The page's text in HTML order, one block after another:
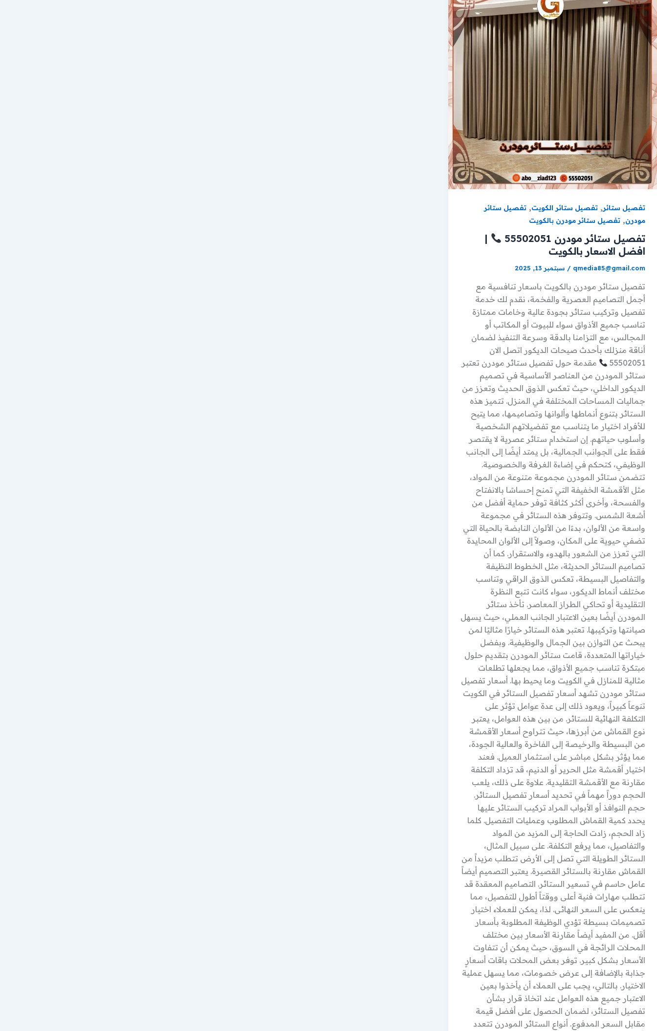
تفصيل ستائر, تفصيل ستائر الكويت, تفصيل ستائر
مودرن, تفصيل ستائر مودرن بالكويت
تفصيل ستائر مودرن 55502051
|
افضل الاسعار بالكويت
qmedia85@gmail.com
/ سبتمبر 13, 2025
تفصيل ستائر مودرن بالكويت باسعار تنافسية مع
أجمل التصاميم العصرية والفخمة، نقدم لك خدمة
تفصيل وتركيب ستائر بجودة عالية وخامات ممتازة
تناسب جميع الأذواق سواء للبيوت أو المكاتب أو
المجالس، مع التزامنا بالدقة وسرعة التنفيذ لضمان
أناقة منزلك بأحدث صيحات الديكور اتصل الان
55502051
مقدمة حول تفصيل ستائر مودرن تعتبر
ستائر المودرن من العناصر الأساسية في تصميم
الديكور الداخلي، حيث تعكس الذوق الحديث وتعزز من
جماليات المساحات المختلفة في المنزل. تتميز هذه
الستائر بتنوع أنماطها وألوانها وتصاميمها، مما يتيح
للأفراد اختيار ما يتناسب مع تفضيلاتهم الشخصية
وأسلوب حياتهم. إن استخدام ستائر عصرية لا يقتصر
فقط على الجوانب الجمالية، بل يمتد أيضًا إلى الجانب
الوظيفي، كتحكم في إضاءة الغرفة والخصوصية.
تتضمن ستائر المودرن مجموعة متنوعة من المواد،
مثل الأقمشة الخفيفة التي تمنح إحساسًا بالانفتاح
والفسحة، وأخرى أكثر كثافة توفر حماية أفضل من
أشعة الشمس. وتتوفر هذه الستائر في مجموعة
واسعة من الألوان، بدءًا من الألوان النابضة بالحياة التي
تضفي حيوية على المكان، وصولاً إلى الألوان المحايدة
التي تعزز من الشعور بالهدوء والاستقرار. كما أن
تصاميم الستائر الحديثة، مثل الخطوط النظيفة
والتفاصيل البسيطة، تعكس الذوق الراقي وتناسب
مختلف أنماط الديكور، سواء كانت تتبع النظرة
التقليدية أو تحاكي الطراز المعاصر. تأخذ ستائر
المودرن أيضًا بعين الاعتبار الجانب العملي، حيث يسهل
صيانتها وتركيبها. تعتبر هذه الستائر خيارًا مثاليًا لمن
يبحث عن التوازن بين الجمال والوظيفية. وبفضل
خياراتها المتعددة، قامت ستائر المودرن بتقديم حلول
مبتكرة تناسب جميع الأذواق، مما يجعلها تطلعات
مثالية للمنازل في الكويت وما يحيط بها. أسعار تفصيل
ستائر مودرن تشهد أسعار تفصيل الستائر في الكويت
تنوعاً كبيراً، ويعود ذلك إلى عدة عوامل تؤثر على
التكلفة النهائية للستائر. من بين هذه العوامل، يعتبر
نوع القماش من أبرزها، حيث تتراوح أسعار الأقمشة
من البسيطة والرخيصة إلى الفاخرة والعالية الجودة،
مما يؤثر بشكل مباشر على استثمار العميل. فعند
اختيار أقمشة مثل الحرير أو الدنيم، قد تزداد التكلفة
مقارنة مع الأقمشة التقليدية. علاوة على ذلك، يلعب
الحجم دوراً مهماً في تحديد أسعار تفصيل الستائر.
حجم النوافذ أو الأبواب المراد تركيب الستائر عليها
يحدد كمية القماش المطلوب وعمليات التفصيل. كلما
زاد الحجم، زادت الحاجة إلى المزيد من المواد
والتفاصيل، مما يرفع التكلفة. على سبيل المثال،
الستائر الطويلة التي تصل إلى الأرض تتطلب مزيداً من
القماش مقارنة بالستائر القصيرة. يعتبر التصميم أيضاً
عامل حاسم في تسعير الستائر. التصاميم المعقدة قد
تتطلب مهارات فنية أعلى ووقتاً أطول للتفصيل، مما
ينعكس على السعر النهائى. لذا، يمكن للعملاء اختيار
تصميمات بسيطة تؤدي الوظيفة المطلوبة بأسعار
أقل. من المفيد أيضاً مقارنة الأسعار بين مختلف
المحلات الرائجة في السوق، حيث يمكن أن تتفاوت
الأسعار بشكل كبير. توفر بعض المحلات باقات أسعارٍ
جذابة بالإضافة إلى عرض خصومات، مما يسهل عملية
الاختيار. بالتالي، يجب على العملاء أن يأخذوا بعين
الاعتبار جميع هذه العوامل عند اتخاذ قرار بشأن
تفصيل الستائر، لضمان الحصول على أفضل قيمة
مقابل السعر المدفوع. أنواع الستائر المودرن تتعدد